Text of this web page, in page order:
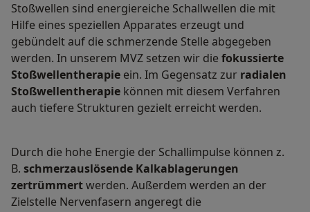
Stoßwellen sind energiereiche Schallwellen die mit
Hilfe eines speziellen Apparates erzeugt und
gebündelt auf die schmerzende Stelle abgegeben
werden. In unserem MVZ setzen wir die fokussierte
Stoßwellentherapie ein. Im Gegensatz zur radialen
Stoßwellentherapie können mit diesem Verfahren
auch tiefere Strukturen gezielt erreicht werden.
Durch die hohe Energie der Schallimpulse können z.
B. schmerzauslösende Kalkablagerungen
zertrümmertwerden. Außerdem werden an der
Zielstelle Nervenfasern angeregt die